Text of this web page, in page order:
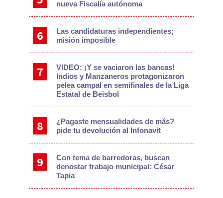
nueva Fiscalía autónoma
Las candidaturas independientes;
misión imposible
VIDEO: ¡Y se vaciaron las bancas!
Indios y Manzaneros protagonizaron
pelea campal en semifinales de la Liga
Estatal de Beisbol
¿Pagaste mensualidades de más?
pide tu devolución al Infonavit
Con tema de barredoras, buscan
denostar trabajo municipal: César
Tapia